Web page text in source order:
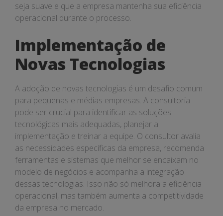
seja suave e que a empresa mantenha sua eficiência
operacional durante o processo.
Implementação de
Novas Tecnologias
A adoção de novas tecnologias é um desafio comum
para pequenas e médias empresas. A consultoria
pode ser crucial para identificar as soluções
tecnológicas mais adequadas, planejar a
implementação e treinar a equipe. O consultor avalia
as necessidades específicas da empresa, recomenda
ferramentas e sistemas que melhor se encaixam no
modelo de negócios e acompanha a integração
dessas tecnologias. Isso não só melhora a eficiência
operacional, mas também aumenta a competitividade
da empresa no mercado.